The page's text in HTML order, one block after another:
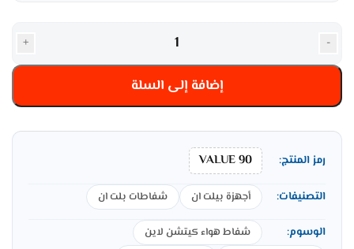
-
+
إضافة إلى السلة
رمز المنتج: VALUE 90
التصنيفات: أجهزة بيلت ان شفاطات بلت ان
الوسوم:
شفاط هواء كيتشن لاين